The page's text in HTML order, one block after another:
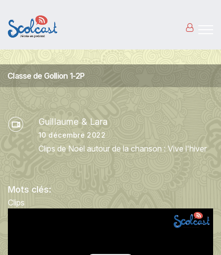
Classe de Gollion 1-2P
Guillaume & Lara
10 décembre 2022
Clips de Noël autour de la chanson : Vive l'hiver
Mots clés:
Clips